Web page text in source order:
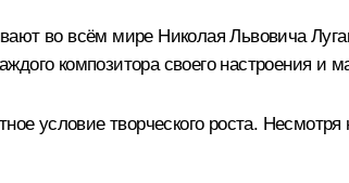
во всём мире Николая Львовича
композитора своего настроения и
условие творческого роста.